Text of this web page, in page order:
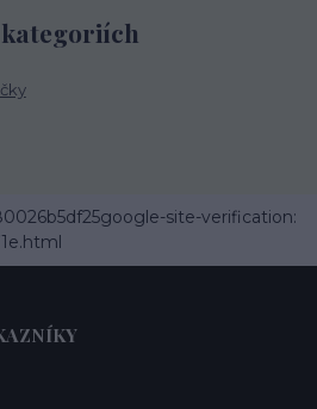
kategoriích
site-verification: